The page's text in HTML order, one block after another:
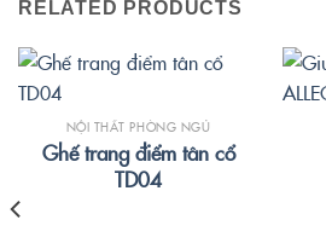
RELATED PRODUCTS
NỘI THẤT PHÒNG NGỦ
Ghế trang điểm tân cổ
TD04